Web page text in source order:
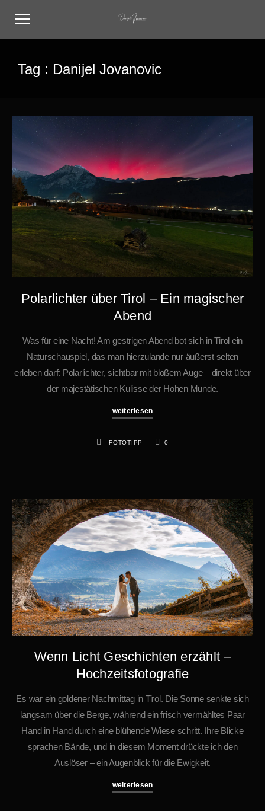
Tag : Danijel Jovanovic
Polarlichter über Tirol – Ein magischer
Abend
Was für eine Nacht! Am gestrigen Abend bot sich in Tirol ein
Naturschauspiel, das man hierzulande nur äußerst selten
erleben darf: Polarlichter, sichtbar mit bloßem Auge – direkt über
der majestätischen Kulisse der Hohen Munde.
weiterlesen
FOTOTIPP 0
Wenn Licht Geschichten erzählt –
Hochzeitsfotografie
Es war ein goldener Nachmittag in Tirol. Die Sonne senkte sich
langsam über die Berge, während ein frisch vermähltes Paar
Hand in Hand durch eine blühende Wiese schritt. Ihre Blicke
sprachen Bände, und in diesem Moment drückte ich den
Auslöser – ein Augenblick für die Ewigkeit.
weiterlesen